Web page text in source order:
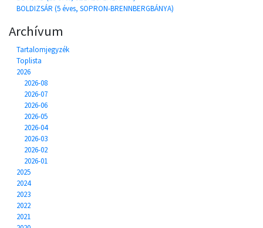
BOLDIZSÁR (5 éves, SOPRON-BRENNBERGBÁNYA)
Archívum
Tartalomjegyzék
Toplista
2026
2026-08
2026-07
2026-06
2026-05
2026-04
2026-03
2026-02
2026-01
2025
2024
2023
2022
2021